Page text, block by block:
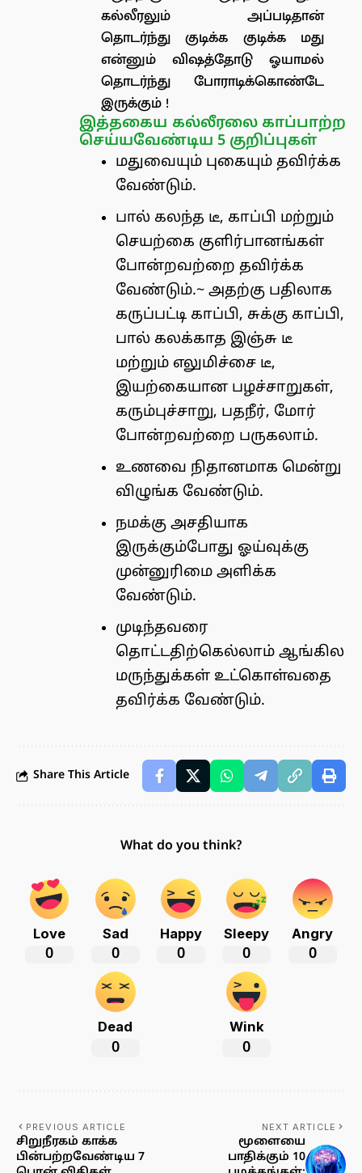
கல்லீரலும் அப்படிதான்
தொடர்ந்து குடிக்க குடிக்க மது
என்னும் விஷத்தோடு ஓயாமல்
தொடர்ந்து போராடிக்கொண்டே
இருக்கும் !
இத்தகைய கல்லீரலை காப்பாற்ற
செய்யவேண்டிய 5 குறிப்புகள்
மதுவையும் புகையும் தவிர்க்க
வேண்டும்.
பால் கலந்த டீ, காப்பி மற்றும்
செயற்கை குளிர்பானங்கள்
போன்றவற்றை தவிர்க்க
வேண்டும்.~ அதற்கு பதிலாக
கருப்பட்டி காப்பி, சுக்கு காப்பி,
பால் கலக்காத இஞ்சு டீ
மற்றும் எலுமிச்சை டீ,
இயற்கையான பழச்சாறுகள்,
கரும்புச்சாறு, பதநீர், மோர்
போன்றவற்றை பருகலாம்.
உணவை நிதானமாக மென்று
விழுங்க வேண்டும்.
நமக்கு அசதியாக
இருக்கும்போது ஓய்வுக்கு
முன்னுரிமை அளிக்க
வேண்டும்.
முடிந்தவரை
தொட்டதிற்கெல்லாம் ஆங்கில
மருந்துக்கள் உட்கொள்வதை
தவிர்க்க வேண்டும்.
Share This Article
What do you think?
Love
0
Sad
0
Happy
0
Sleepy
0
Angry
0
Dead
0
Wink
0
PREVIOUS ARTICLE
சிறுநீரகம் காக்க
பின்பற்றவேண்டிய 7
NEXT ARTICLE
மூளையை
பாதிக்கும் 10